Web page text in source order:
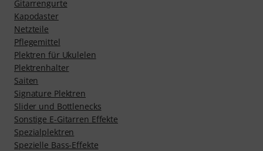
Gitarrengurte
Kapodaster
Netzteile
Pflegemittel
Plektren für Ukulelen
Plektrenhalter
Saiten
Signature Plektren
Slider und Bottlenecks
Sonstige E-Gitarren Effekte
Spezialplektren
Spezielle Bass-Effekte